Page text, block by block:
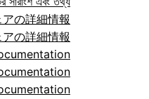
の詳細情報
の詳細情報